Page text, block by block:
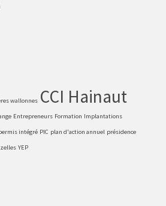
wallonnes CCI Hainaut
Entrepreneurs Formation Implantations
intégré PIC plan d'action annuel présidence
YEP